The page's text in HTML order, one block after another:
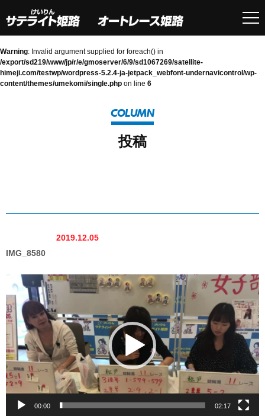
Warning: Invalid argument supplied for foreach() in
/export/sd219/www/jp/r/e/gmoserver/6/9/sd1067269/satellite-
himeji.com/testwp/wordpress-5.2.4-ja-jetpack_webfont-undernavicontrol/wp-
content/themes/umekomi/single.php on line 6
COLUMN
投稿
2019.12.05
IMG_8580
レ
ー
ヤ
ー
00:00 02:17